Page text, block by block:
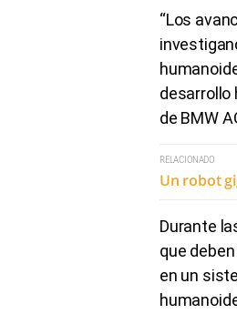
“Los
desarrollo
de BMW
RELACIONADO
Un robot
Durante
que
en un